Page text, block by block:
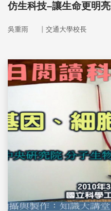
仿生科技–讓生命更明亮
吳重雨 ｜ 交通大學校長